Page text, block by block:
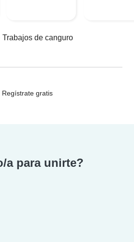
Trabajos de canguro
Regístrate gratis
a para unirte?